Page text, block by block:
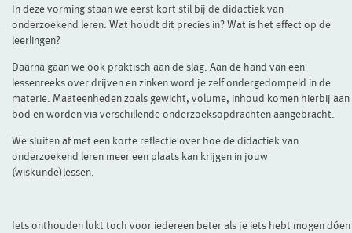
In deze vorming staan we eerst kort stil bij de didactiek van
onderzoekend leren. Wat houdt dit precies in? Wat is het effect op de
leerlingen?
Daarna gaan we ook praktisch aan de slag. Aan de hand van een
lessenreeks over drijven en zinken word je zelf ondergedompeld in de
materie. Maateenheden zoals gewicht, volume, inhoud komen hierbij aan
bod en worden via verschillende onderzoeksopdrachten aangebracht.
We sluiten af met een korte reflectie over hoe de didactiek van
onderzoekend leren meer een plaats kan krijgen in jouw
(wiskunde)lessen.
Iets onthouden lukt toch voor iedereen beter als je iets hebt mogen dóen